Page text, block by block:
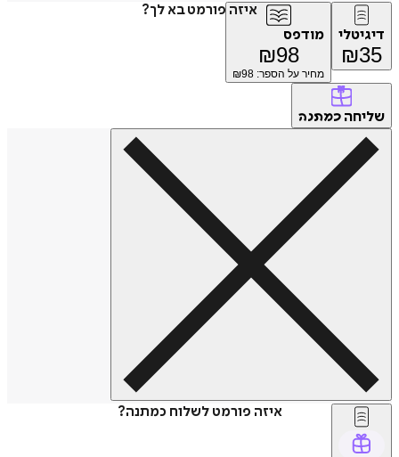
איזה פורמט בא לך?
דיגיטלי
₪35
מודפס
₪98
מחיר על הספר: ₪ 98
שליחה כמתנה
איזה פורמט לשלוח כמתנה?